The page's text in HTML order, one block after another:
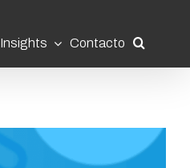
Insights Contacto